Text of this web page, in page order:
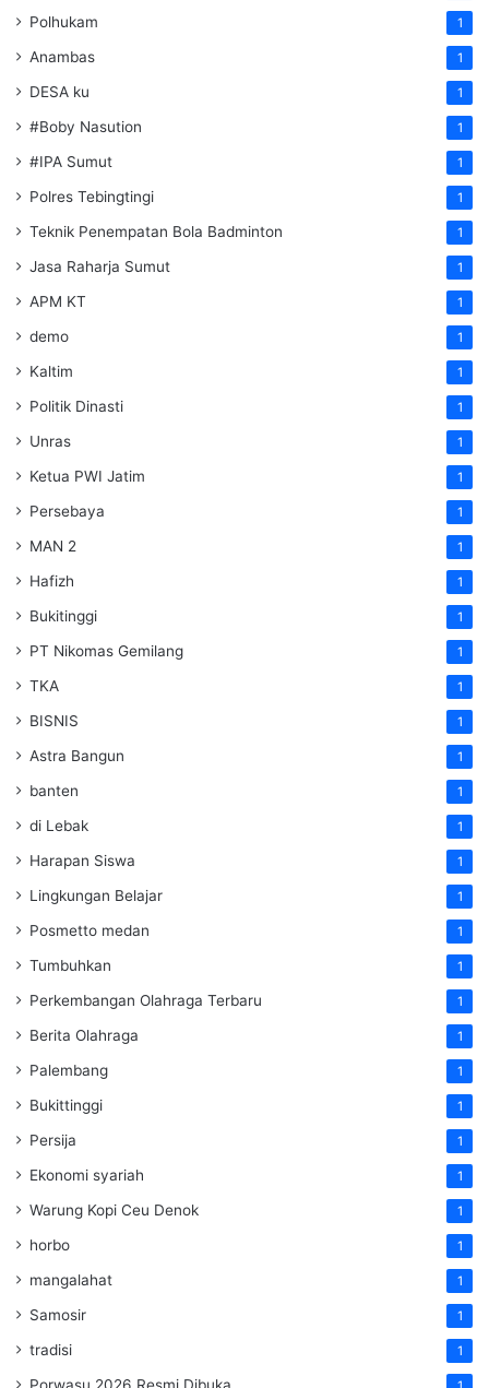
Polhukam 1
Anambas 1
DESA ku 1
#Boby Nasution 1
#IPA Sumut 1
Polres Tebingtingi 1
Teknik Penempatan Bola Badminton 1
Jasa Raharja Sumut 1
APM KT 1
demo 1
Kaltim 1
Politik Dinasti 1
Unras 1
Ketua PWI Jatim 1
Persebaya 1
MAN 2 1
Hafizh 1
Bukitinggi 1
PT Nikomas Gemilang 1
TKA 1
BISNIS 1
Astra Bangun 1
banten 1
di Lebak 1
Harapan Siswa 1
Lingkungan Belajar 1
Posmetto medan 1
Tumbuhkan 1
Perkembangan Olahraga Terbaru 1
Berita Olahraga 1
Palembang 1
Bukittinggi 1
Persija 1
Ekonomi syariah 1
Warung Kopi Ceu Denok 1
horbo 1
mangalahat 1
Samosir 1
tradisi 1
Porwasu 2026 Resmi Dibuka